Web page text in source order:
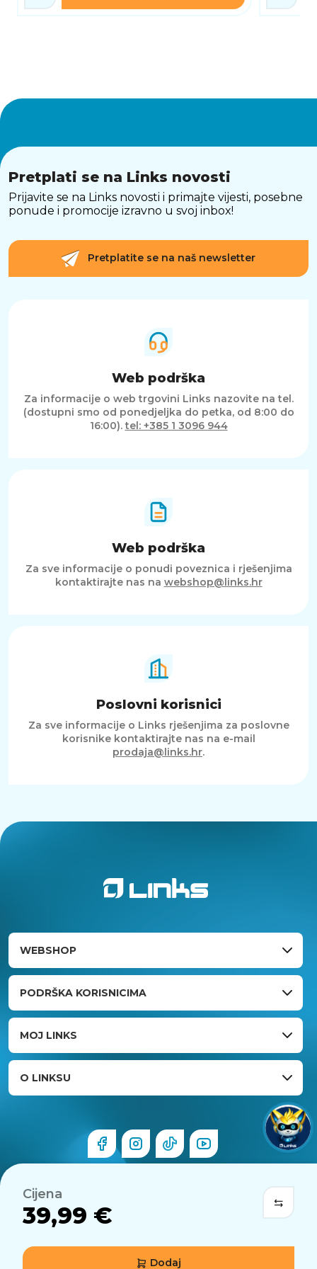
Cijena
39,99 €
Dodaj
Pretplati se na Links novosti
Prijavite se na Links novosti i primajte vijesti, posebne
ponude i promocije izravno u svoj inbox!
Pretplatite se na naš newsletter
Web podrška
Za informacije o web trgovini Links nazovite na tel.
(dostupni smo od ponedjeljka do petka, od 8:00 do
16:00).tel: +385 1 3096 944
Web podrška
Za sve informacije o ponudi poveznica i rješenjima
kontaktirajte nas na webshop@links.hr
Poslovni korisnici
Za sve informacije o Links rješenjima za poslovne
korisnike kontaktirajte nas na e-mail
prodaja@links.hr.
WEBSHOP
PODRŠKA KORISNICIMA
MOJ LINKS
O LINKSU